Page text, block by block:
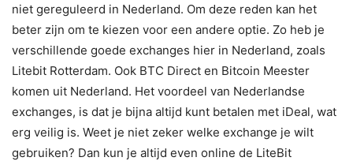
niet gereguleerd in Nederland. Om deze reden kan het
beter zijn om te kiezen voor een andere optie. Zo heb je
verschillende goede exchanges hier in Nederland, zoals
Litebit Rotterdam. Ook BTC Direct en Bitcoin Meester
komen uit Nederland. Het voordeel van Nederlandse
exchanges, is dat je bijna altijd kunt betalen met iDeal, wat
erg veilig is. Weet je niet zeker welke exchange je wilt
gebruiken? Dan kun je altijd even online de LiteBit